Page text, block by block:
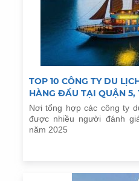
TOP 10 CÔNG TY DU
HÀNG ĐẦU TẠI QUẬN 5,
Nơi tổng hợp các công ty
được nhiều người đánh
năm 2025